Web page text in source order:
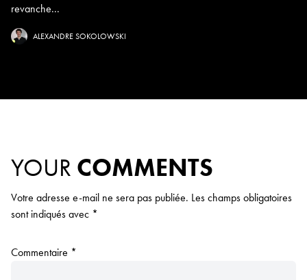
revanche...
ALEXANDRE SOKOLOWSKI
YOUR COMMENTS
Votre adresse e-mail ne sera pas publiée. Les champs obligatoires
sont indiqués avec *
Commentaire *